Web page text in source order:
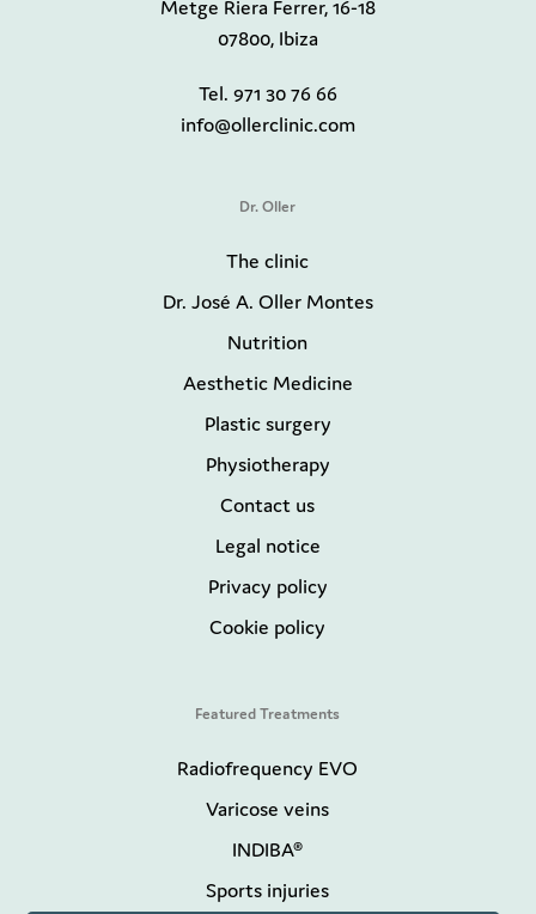
Metge Riera Ferrer, 16-18
07800, Ibiza
Tel. 971 30 76 66
info@ollerclinic.com
Dr. Oller
The clinic
Dr. José A. Oller Montes
Nutrition
Aesthetic Medicine
Plastic surgery
Physiotherapy
Contact us
Legal notice
Privacy policy
Cookie policy
Featured Treatments
Radiofrequency EVO
Varicose veins
INDIBA®
Sports injuries